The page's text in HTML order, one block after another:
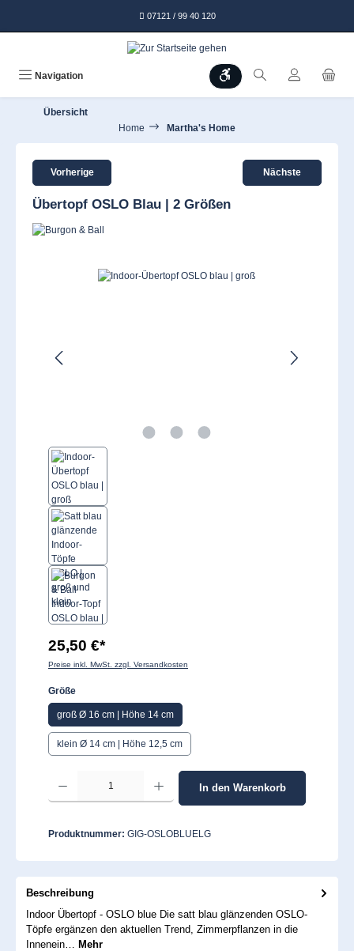
07121 / 99 40 120
Navigation Werkzeugleiste anzeigen
Übersicht
Home
Martha's Home
Vorherige Nächste
Übertopf OSLO Blau | 2 Größen
Bildergalerie überspringen
25,50 €*
Preise inkl. MwSt. zzgl. Versandkosten
Größeauswählen
groß Ø 16 cm | Höhe 14 cm
klein Ø 14 cm | Höhe 12,5 cm
Produkt Anzahl: Gib den gewünschten Wert ein oder benutze die Schaltflächen
In den Warenkorb
Produktnummer: GIG-OSLOBLUELG
Beschreibung
Indoor Übertopf - OSLO blue Die satt blau glänzenden OSLO-
Töpfe ergänzen den aktuellen Trend, Zimmerpflanzen in die
Innenein… Mehr